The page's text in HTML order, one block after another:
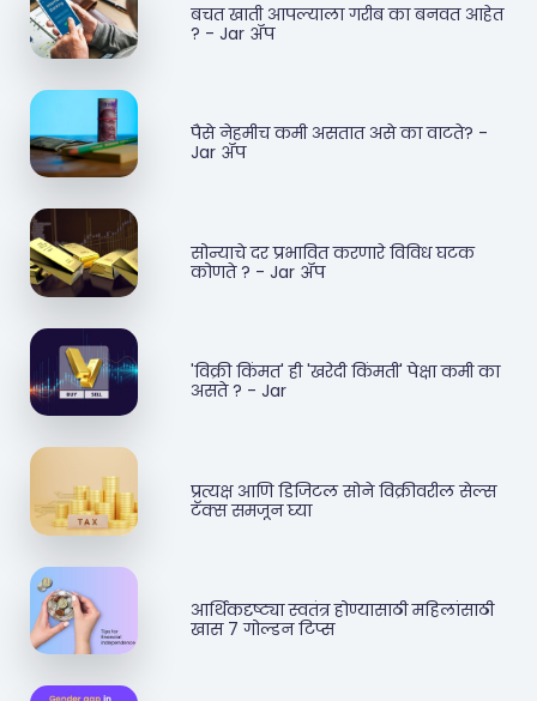
बचत खाती आपल्याला गरीब का बनवत आहेत
? - Jar ॲप
पैसे नेहमीच कमी असतात असे का वाटते? -
Jar ॲप
सोन्याचे दर प्रभावित करणारे विविध घटक
कोणते ? - Jar ॲप
'विक्री किंमत' ही 'खरेदी किंमती' पेक्षा कमी का
असते ? - Jar
प्रत्यक्ष आणि डिजिटल सोने विक्रीवरील सेल्स
टॅक्स समजून घ्या
आर्थिकदृष्ट्या स्वतंत्र होण्यासाठी महिलांसाठी
खास 7 गोल्डन टिप्स